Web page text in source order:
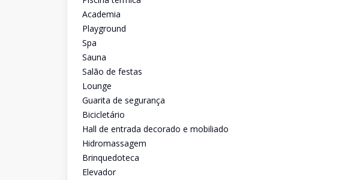
Academia
Playground
Spa
Sauna
Salão de festas
Lounge
Guarita de segurança
Bicicletário
Hall de entrada decorado e mobiliado
Hidromassagem
Brinquedoteca
Elevador